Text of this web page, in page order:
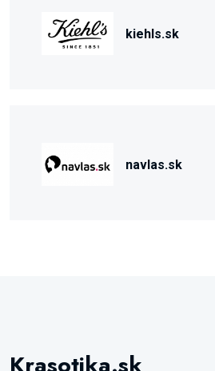
kiehls.sk
navlas.sk